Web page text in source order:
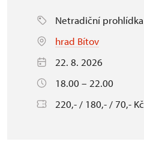
Netradiční prohlídka
hrad Bítov
22. 8. 2026
18.00 – 22.00
220,- / 180,- / 70,- Kč